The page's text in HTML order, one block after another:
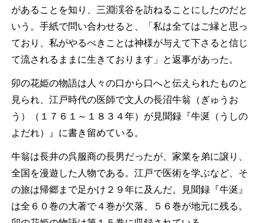
があることを知り、三淵渓谷を訪ねることにしたのだと
いう。手紙で問い合わせると、「私は全てはご縁と思っ
ており、私がやるべきことは神様が与えて下さると信じ
て流されるままに生きております」と返事があった。
卯の花姫の物語は人々の口から口へと伝えられたものと
見られ、江戸時代の医師で文人の長沼牛翁（ぎゅうお
う）（１７６１～１８３４年）が見聞録『牛涎（うしの
よだれ）』に書き留めている。
牛翁は長井の呉服商の長男だったが、家業を弟に譲り、
全国を漫遊した人物である。江戸で医術を学ぶなど、そ
の旅は帰郷まで足かけ２９年に及んだ。見聞録『牛涎』
は全６０巻の大著で４巻が欠落、５６巻が地元に残る。